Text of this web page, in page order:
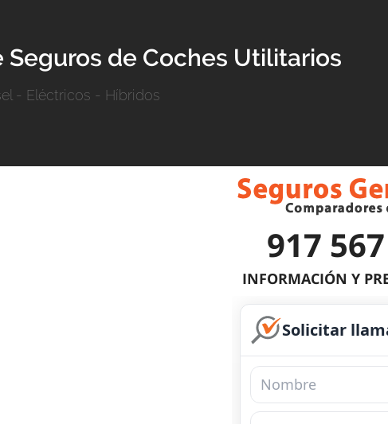
de Coches Utilitarios
- Eléctricos - Híbridos
917
INFORMACIÓN Y